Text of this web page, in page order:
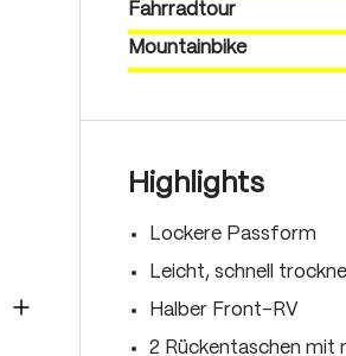
Fahrradtour
Mountainbike
Highlights
Lockere Passform
Leicht, schnell
Halber Front-RV
2 Rückentaschen mit